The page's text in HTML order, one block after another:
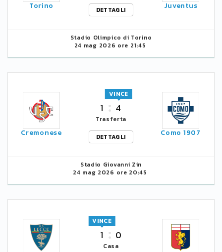
Torino
DETTAGLI
Juventus
Stadio Olimpico di Torino
24 mag 2026 ore 21:45
Cremonese
1 4
VINCE
Trasferta
DETTAGLI
Como 1907
Stadio Giovanni Zin
24 mag 2026 ore 20:45
1
VINCE
0
Casa